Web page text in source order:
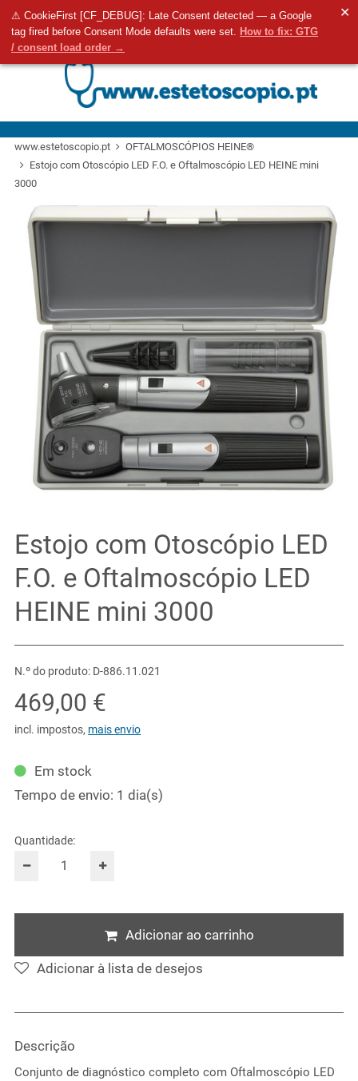
⚠ CookieFirst [CF_DEBUG]: Late Consent detected — a Google
tag fired before Consent Mode defaults were set. How to fix: GTG
/ consent load order →
✕
Aceda ao
0
www.estetoscopio.pt
OFTALMOSCÓPIOS HEINE®
Estojo com Otoscópio LED F.O. e Oftalmoscópio LED HEINE mini
3000
Estojo com Otoscópio LED
F.O. e Oftalmoscópio LED
HEINE mini 3000
N.º do produto: D-886.11.021
469,00 €
incl. impostos, mais envio
Em stock
Tempo de envio: 1 dia(s)
Quantidade:
Adicionar ao carrinho
Adicionar à lista de desejos
Descrição
Conjunto de diagnóstico completo com Oftalmoscópio LED